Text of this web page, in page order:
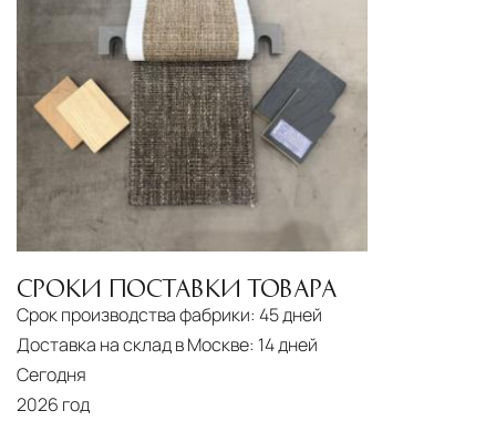
СРОКИ ПОСТАВКИ ТОВАРА
Срок производства фабрики: 45 дней
Доставка на склад в Москве: 14 дней
Сегодня
2026 год